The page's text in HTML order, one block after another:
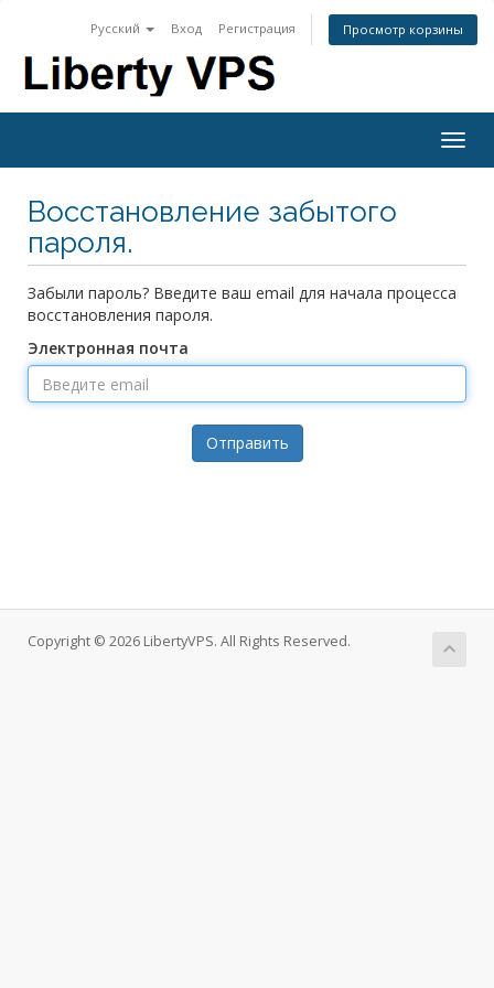
Русский Вход Регистрация Просмотр корзины
Восстановление забытого
пароля.
Забыли пароль? Введите ваш email для начала процесса
восстановления пароля.
Электронная почта
Отправить
Copyright © 2026 LibertyVPS. All Rights Reserved.